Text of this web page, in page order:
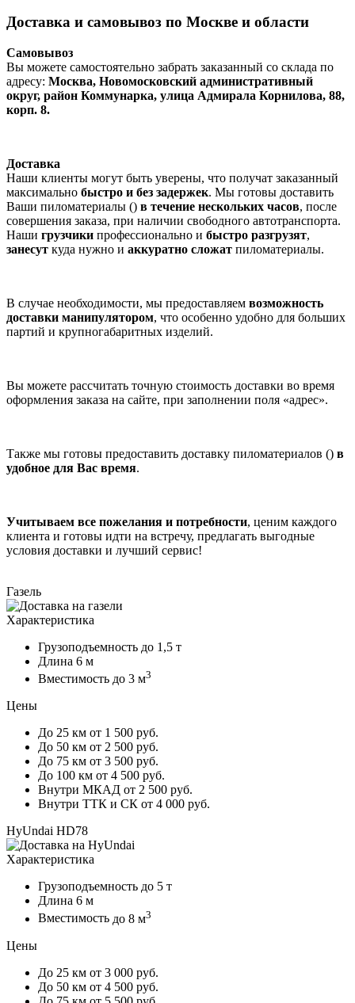
Доставка и самовывоз по Москве и области
Самовывоз
Вы можете самостоятельно забрать заказанный со склада по
адресу: Москва, Новомосковский административный
округ, район Коммунарка, улица Адмирала Корнилова, 88,
корп. 8.
Доставка
Наши клиенты могут быть уверены, что получат заказанный
максимально быстро и без задержек. Мы готовы доставить
Ваши пиломатериалы () в течение нескольких часов, после
совершения заказа, при наличии свободного автотранспорта.
Наши грузчики профессионально и быстро разгрузят,
занесут куда нужно и аккуратно сложат пиломатериалы.
В случае необходимости, мы предоставляем возможность
доставки манипулятором, что особенно удобно для больших
партий и крупногабаритных изделий.
Вы можете рассчитать точную стоимость доставки во время
оформления заказа на сайте, при заполнении поля «адрес».
Также мы готовы предоставить доставку пиломатериалов () в
удобное для Вас время.
Учитываем все пожелания и потребности, ценим каждого
клиента и готовы идти на встречу, предлагать выгодные
условия доставки и лучший сервис!
Газель
Характеристика
Грузоподъемность до 1,5 т
Длина 6 м
Вместимость до 3 м3
Цены
До 25 км от 1 500 руб.
До 50 км от 2 500 руб.
До 75 км от 3 500 руб.
До 100 км от 4 500 руб.
Внутри МКАД от 2 500 руб.
Внутри ТТК и СК от 4 000 руб.
HyUndai HD78
Характеристика
Грузоподъемность до 5 т
Длина 6 м
Вместимость до 8 м3
Цены
До 25 км от 3 000 руб.
До 50 км от 4 500 руб.